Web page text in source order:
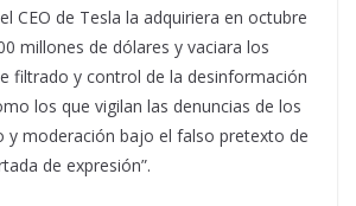
CEO de Tesla la adquiriera en octubre
millones de dólares y vaciara los
filtrado y control de la desinformación
los que vigilan las denuncias de los
y moderación bajo el falso pretexto de
de expresión”.